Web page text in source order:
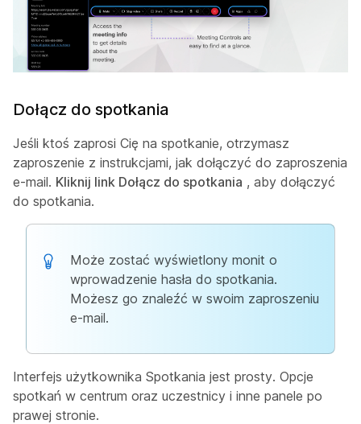
Dołącz do spotkania
Jeśli ktoś zaprosi Cię na spotkanie, otrzymasz
zaproszenie z instrukcjami, jak dołączyć do zaproszenia
e-mail. Kliknij link Dołącz do spotkania , aby dołączyć
do spotkania.
Może zostać wyświetlony monit o
wprowadzenie hasła do spotkania.
Możesz go znaleźć w swoim zaproszeniu
e-mail.
Interfejs użytkownika Spotkania jest prosty. Opcje
spotkań w centrum oraz uczestnicy i inne panele po
prawej stronie.